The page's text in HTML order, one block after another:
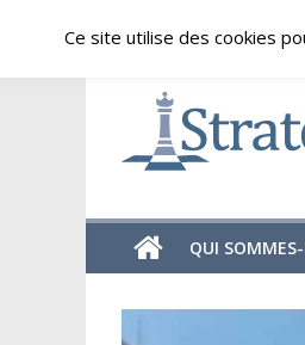
content
jeudi, août 6, 2026
Expertise
Analyses
géostratégiques
QUI
Ce site utilise des cookies